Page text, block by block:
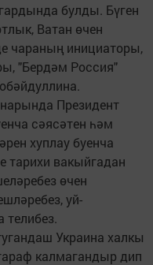
булды. Бүген
Ватан өчен
чараның инициаторы,
"Бердәм Россия"
Президент
сәясәтен һәм
хуплау буенча
тарихи вакыйгадан
өчен
уй-
телибез.
Украина халкы
калмагандыр дип